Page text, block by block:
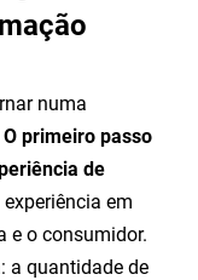
numa
O primeiro passo
de
em
e o consumidor.
a quantidade de